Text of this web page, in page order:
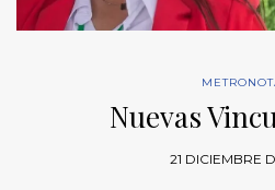
Nuevas
21 DICIEMBRE